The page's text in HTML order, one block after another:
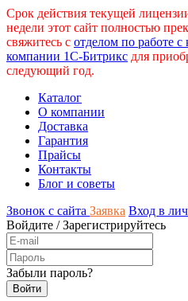
Срок действия текущей
недели этот сайт полностью
свяжитесь с отделом по работе
компании 1С-Битрикс для
следующий год.
Каталог
О компании
Доставка
Гарантия
Прайсы
Контакты
Блог и советы
Звонок с сайта Заявка Вход в
Войдите /Зарегистрируйтесь
Забыли пароль?